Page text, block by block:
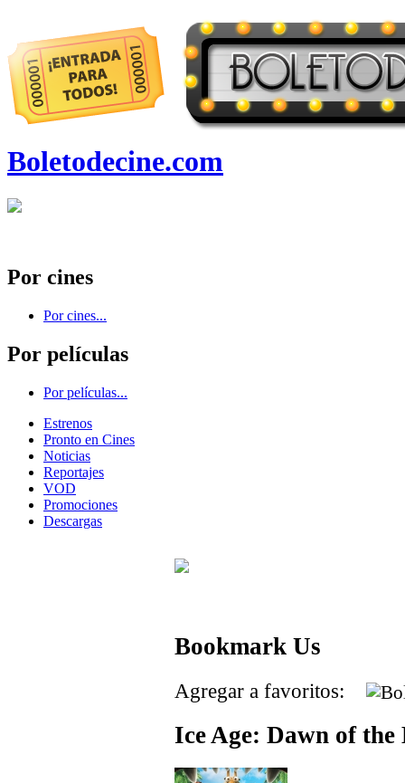
Boletodecine.com
Por cines
Por cines...
Por películas
Por películas...
Estrenos
Pronto en Cines
Noticias
Reportajes
VOD
Promociones
Descargas
Bookmark Us
Agregar a favoritos:
Ice Age: Dawn of the